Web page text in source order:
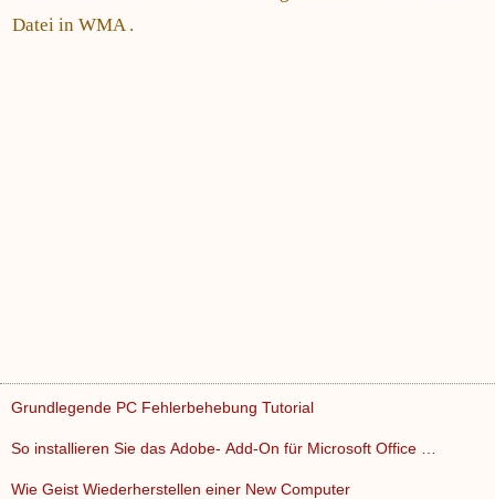
Datei in WMA .
Grundlegende PC Fehlerbehebung Tutorial
So installieren Sie das Adobe- Add-On für Microsoft Office …
Wie Geist Wiederherstellen einer New Computer